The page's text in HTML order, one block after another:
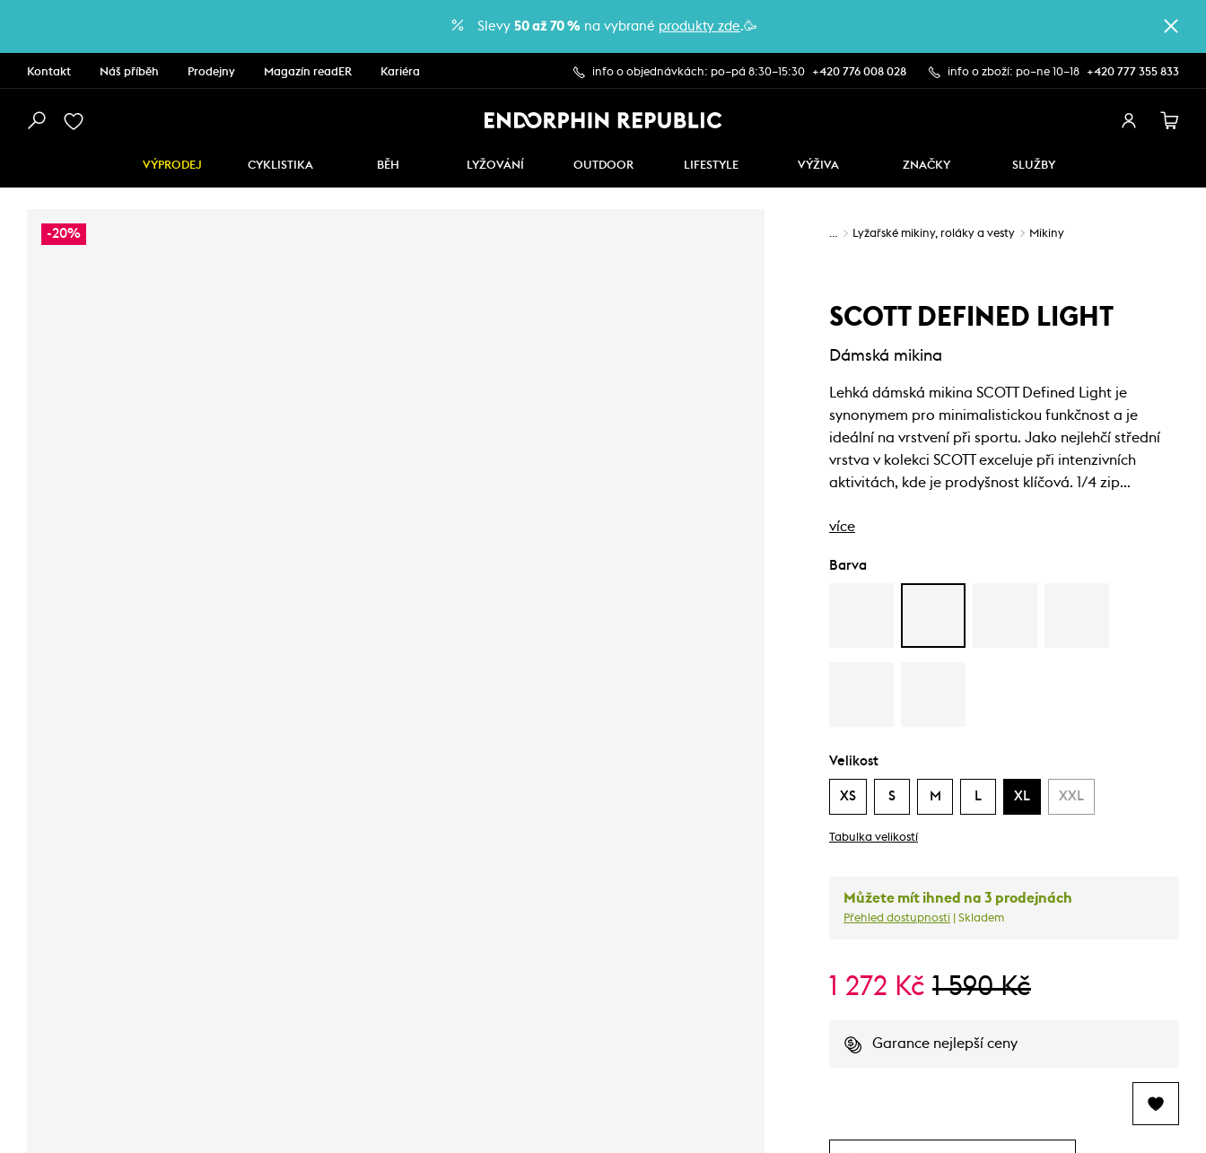
Slevy 50 až 70 % na vybrané produkty zde.🥳
Kontakt Náš příběh Prodejny Magazín readER Kariéra info o objednávkách: po–pá 8:30–15:30 +420 776 008 028 info o zboží: po–ne 10–18 +420 777 355 833
VÝPRODEJ CYKLISTIKA BĚH LYŽOVÁNÍ OUTDOOR LIFESTYLE VÝŽIVA ZNAČKY SLUŽBY
-20% … Lyžařské mikiny, roláky a vesty Mikiny
SCOTT DEFINED LIGHT
Dámská mikina
Lehká dámská mikina SCOTT Defined Light je
synonymem pro minimalistickou funkčnost a je
ideální na vrstvení při sportu. Jako nejlehčí střední
vrstva v kolekci SCOTT exceluje při intenzivních
aktivitách, kde je prodyšnost klíčová. 1/4 zip…
více
Barva
Velikost
XS S M L XL XXL
Tabulka velikostí
Můžete mít ihned na 3 prodejnách
Přehled dostupnosti | Skladem
1 272 Kč 1 590 Kč
Garance nejlepší ceny